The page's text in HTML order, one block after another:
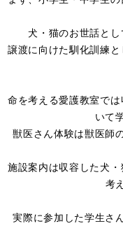
犬・猫のお世話とし
譲渡に向けた馴化訓練
命を考える愛護教室で
いて
獣医さん体験は獣医師
施設案内は収容した犬
考
実際に参加した学生さ